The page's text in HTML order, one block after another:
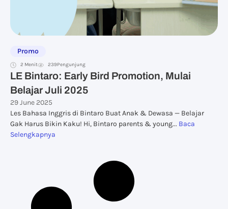
Promo
2 Menit 239Pengunjung
LE Bintaro: Early Bird Promotion, Mulai
Belajar Juli 2025
29 June 2025
Les Bahasa Inggris di Bintaro Buat Anak & Dewasa — Belajar
Gak Harus Bikin Kaku! Hi, Bintaro parents & young... Baca
Selengkapnya